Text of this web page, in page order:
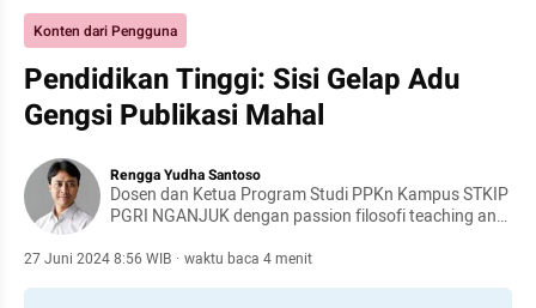
Konten dari Pengguna
Pendidikan Tinggi: Sisi Gelap Adu
Gengsi Publikasi Mahal
Rengga Yudha Santoso
Dosen dan Ketua Program Studi PPKn Kampus STKIP
PGRI NGANJUK dengan passion filosofi teaching and
hukum.
27 Juni 2024 8:56 WIB · waktu baca 4 menit